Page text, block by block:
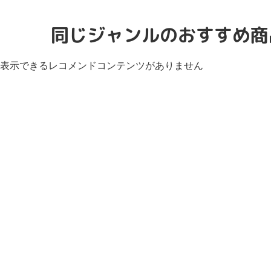
同じジャンルのおすすめ
表示できるレコメンドコンテンツがありません